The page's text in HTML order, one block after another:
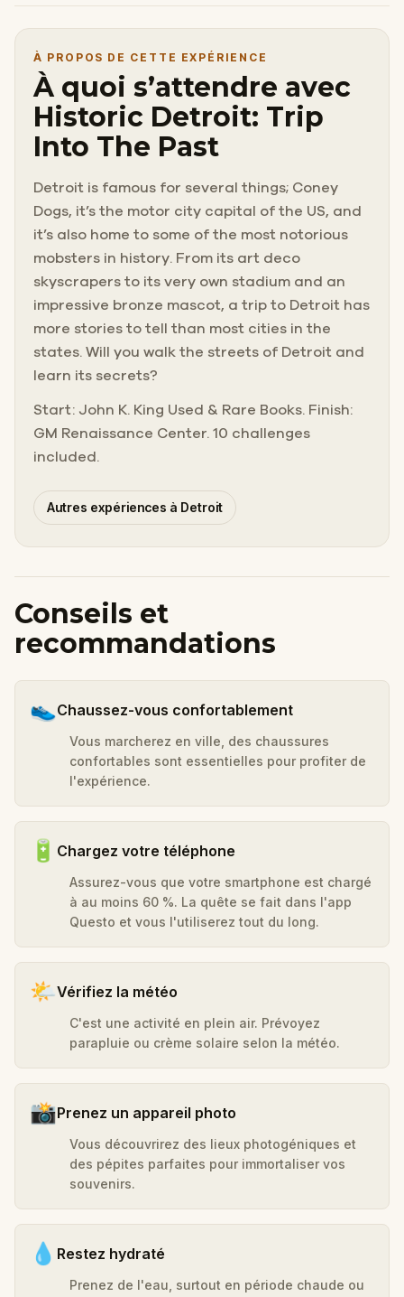
À PROPOS DE CETTE EXPÉRIENCE
À quoi s’attendre avec
Historic Detroit: Trip
Into The Past
Detroit is famous for several things; Coney
Dogs, it’s the motor city capital of the US, and
it’s also home to some of the most notorious
mobsters in history. From its art deco
skyscrapers to its very own stadium and an
impressive bronze mascot, a trip to Detroit has
more stories to tell than most cities in the
states. Will you walk the streets of Detroit and
learn its secrets?
Start: John K. King Used & Rare Books. Finish:
GM Renaissance Center. 10 challenges
included.
Autres expériences à Detroit
Conseils et
recommandations
👟Chaussez-vous confortablement
Vous marcherez en ville, des chaussures
confortables sont essentielles pour profiter de
l'expérience.
🔋 Chargez votre téléphone
Assurez-vous que votre smartphone est chargé
à au moins 60 %. La quête se fait dans l'app
Questo et vous l'utiliserez tout du long.
🌤️Vérifiez la météo
C'est une activité en plein air. Prévoyez
parapluie ou crème solaire selon la météo.
📸Prenez un appareil photo
Vous découvrirez des lieux photogéniques et
des pépites parfaites pour immortaliser vos
souvenirs.
💧 Restez hydraté
Prenez de l'eau, surtout en période chaude ou